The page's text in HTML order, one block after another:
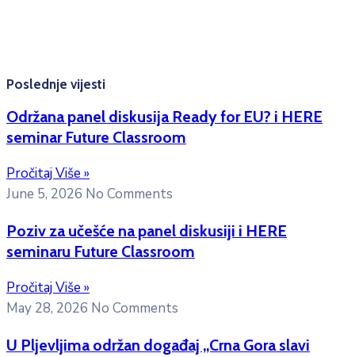
Poslednje vijesti
Održana panel diskusija Ready for EU? i HERE
seminar Future Classroom
Pročitaj Više »
June 5, 2026 No Comments
Poziv za učešće na panel diskusiji i HERE
seminaru Future Classroom
Pročitaj Više »
May 28, 2026 No Comments
U Pljevljima održan događaj „Crna Gora slavi